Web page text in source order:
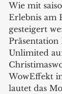
Wie mit
Erlebnis am
gesteigert
Präsentation
Unlimited
WowEffekt
lautet das